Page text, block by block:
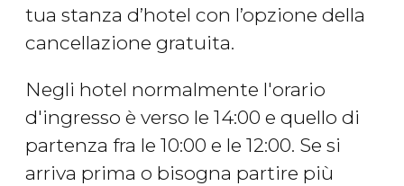
tua stanza d’hotel con l’opzione della
cancellazione gratuita.
Negli hotel normalmente l'orario
d'ingresso è verso le 14:00 e quello di
partenza fra le 10:00 e le 12:00. Se si
arriva prima o bisogna partire più